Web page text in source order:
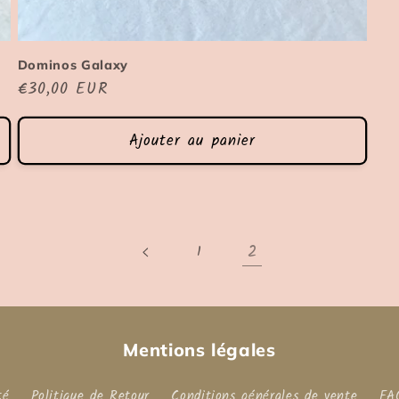
Dominos Galaxy
Prix
habituel
€30,00 EUR
Ajouter au panier
1 2
Mentions légales